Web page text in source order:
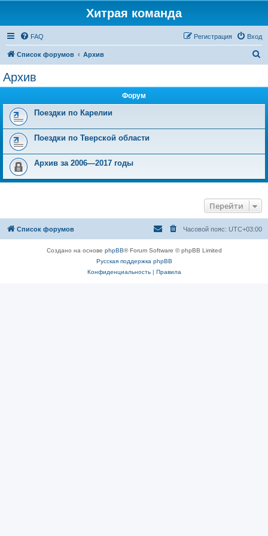
Хитрая команда
FAQ Вход
Регистрация
Список форумов Архив
Архив
Форум
Поездки по Карелии
Поездки по Тверской области
Архив за 2006—2017 годы
Перейти
Список форумов Часовой пояс: UTC+03:00
Создано на основе phpBB® Forum Software © phpBB Limited
Русская поддержка phpBB
Конфиденциальность| Правила